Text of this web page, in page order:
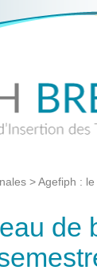
>Agefiph : le
de